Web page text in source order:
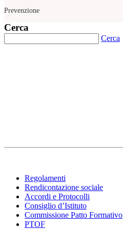
Prevenzione
Cerca
Cerca
Regolamenti
Rendicontazione sociale
Accordi e Protocolli
Consiglio d’Istituto
Commissione Patto Formativo
PTOF